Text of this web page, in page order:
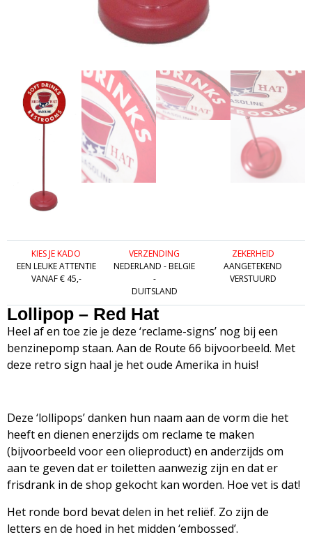
KIES JE KADO
EEN LEUKE ATTENTIE
VANAF € 45,-
VERZENDING
NEDERLAND - BELGIE
-
DUITSLAND
ZEKERHEID
AANGETEKEND
VERSTUURD
Lollipop – Red Hat
Heel af en toe zie je deze ‘reclame-signs’ nog bij een
benzinepomp staan. Aan de Route 66 bijvoorbeeld. Met
deze retro sign haal je het oude Amerika in huis!
Deze ‘lollipops’ danken hun naam aan de vorm die het
heeft en dienen enerzijds om reclame te maken
(bijvoorbeeld voor een olieproduct) en anderzijds om
aan te geven dat er toiletten aanwezig zijn en dat er
frisdrank in de shop gekocht kan worden. Hoe vet is dat!
Het ronde bord bevat delen in het reliëf. Zo zijn de
letters en de hoed in het midden ‘embossed’.